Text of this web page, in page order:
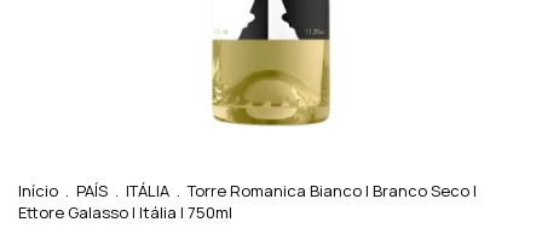
Início . PAÍS . ITÁLIA . Torre Romanica Bianco | Branco Seco |
Ettore Galasso | Itália | 750ml